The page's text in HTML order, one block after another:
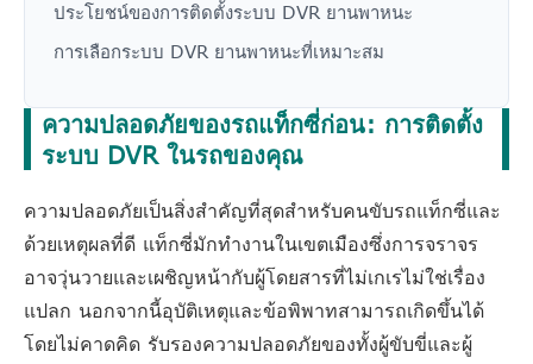
ความปลอดภัยของรถแท็กซี่ก่อน: การติดตั้ง
ระบบ DVR ในรถของคุณ
ความปลอดภัยเป็นสิ่งสำคัญที่สุดสำหรับคนขับรถแท็กซี่และ
ด้วยเหตุผลที่ดี แท็กซี่มักทำงานในเขตเมืองซึ่งการจราจร
อาจวุ่นวายและเผชิญหน้ากับผู้โดยสารที่ไม่เกเรไม่ใช่เรื่อง
แปลก นอกจากนี้อุบัติเหตุและข้อพิพาทสามารถเกิดขึ้นได้
โดยไม่คาดคิด รับรองความปลอดภัยของทั้งผู้ขับขี่และผู้
ประโยชน์ของการติดตั้งระบบ DVR ยานพาหนะ
การเลือกระบบ DVR ยานพาหนะที่เหมาะสม